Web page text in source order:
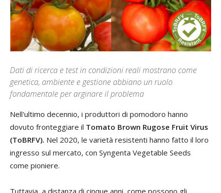
Dati di ricerca e test in condizioni reali mostrano come
genetica, ambiente e gestione abbiano un ruolo
fondamentale per arginare il problema
Nell'ultimo decennio, i produttori di pomodoro hanno
dovuto fronteggiare il Tomato Brown Rugose Fruit Virus
(ToBRFV). Nel 2020, le varietà resistenti hanno fatto il loro
ingresso sul mercato, con Syngenta Vegetable Seeds
come pioniere.